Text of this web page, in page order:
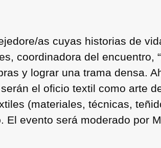
as cuyas historias de
coordinadora del encuentro,
y lograr una trama densa.
el oficio textil como arte
(materiales, técnicas,
evento será moderado por